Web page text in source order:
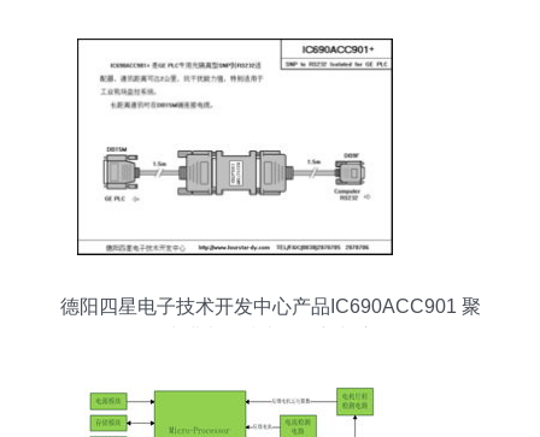
德阳四星电子技术开发中心产品IC690ACC901 聚